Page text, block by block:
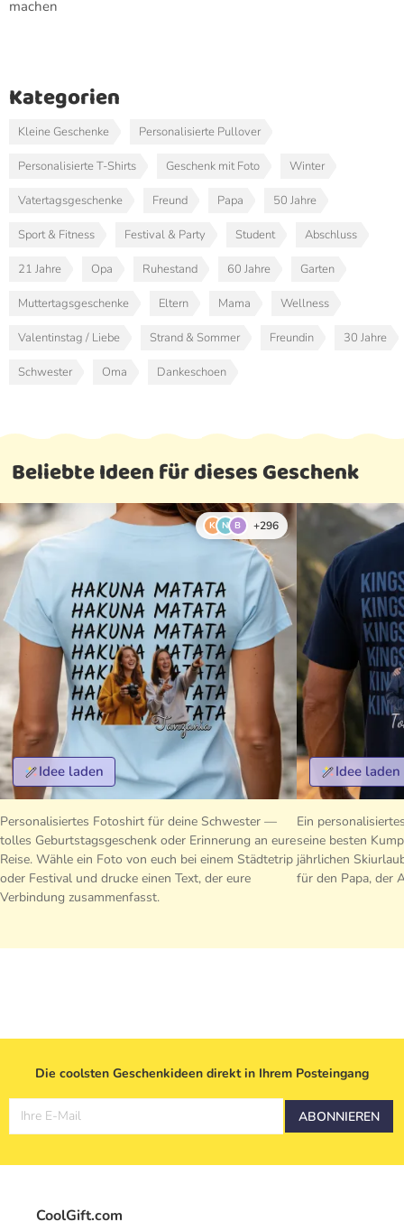
Kategorien
Kleine Geschenke Personalisierte Pullover
Personalisierte T-Shirts Geschenk mit Foto Winter
Vatertagsgeschenke Freund Papa 50 Jahre
Sport & Fitness Festival & Party Student Abschluss
21 Jahre Opa Ruhestand 60 Jahre Garten
Muttertagsgeschenke Eltern Mama Wellness
Valentinstag / Liebe Strand & Sommer Freundin 30 Jahre
Schwester Oma Dankeschoen
machen
Beliebte Ideen für dieses Geschenk
K N B +296
Idee laden
Personalisiertes Fotoshirt für deine Schwester —
tolles Geburtstagsgeschenk oder Erinnerung an eure
Reise. Wähle ein Foto von euch bei einem Städtetrip
oder Festival und drucke einen Text, der eure
Verbindung zusammenfasst.
Idee laden
Ein
seine besten
jährlichen
für den Papa, der
Die coolsten Geschenkideen direkt in Ihrem Posteingang
Ihre E-Mail ABONNIEREN
CoolGift.com